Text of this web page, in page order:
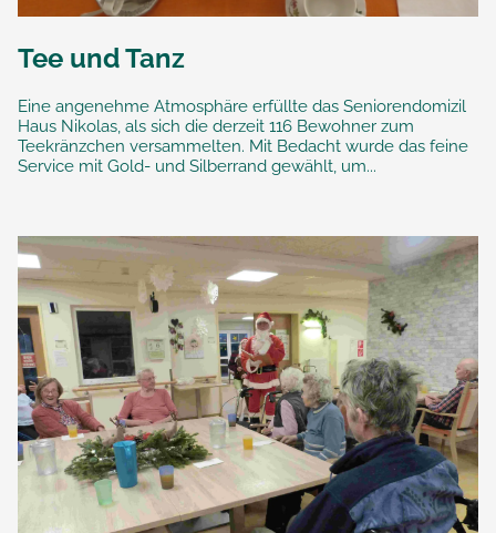
Tee und Tanz
Eine angenehme Atmosphäre erfüllte das Seniorendomizil
Haus Nikolas, als sich die derzeit 116 Bewohner zum
Teekränzchen versammelten. Mit Bedacht wurde das feine
Service mit Gold- und Silberrand gewählt, um...